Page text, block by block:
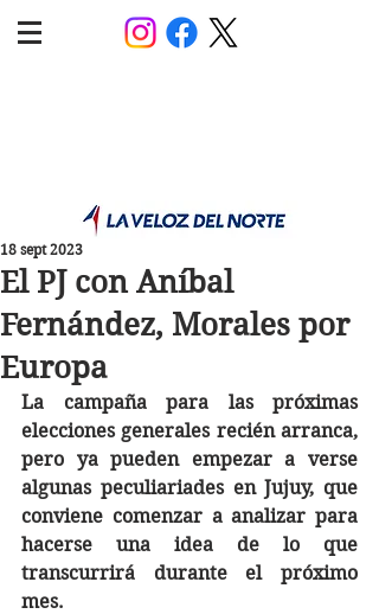
El PJ con Aníbal
Fernández, Morales por
Europa
18 sept 2023
La campaña para las próximas
elecciones generales recién arranca,
pero ya pueden empezar a verse
algunas peculiariades en Jujuy, que
conviene comenzar a analizar para
hacerse una idea de lo que
transcurrirá durante el próximo
mes.